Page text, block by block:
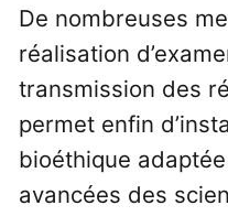
De nombreuses
réalisation
transmission des
permet enfin
bioéthique
avancées des